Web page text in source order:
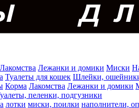
Лакомства Лежанки и домики Миски
Туалеты для кошек Шлейки,
Корма Лакомства Лежанки и домики
пеленки, подгузники
лотки миски, поилки наполнители,